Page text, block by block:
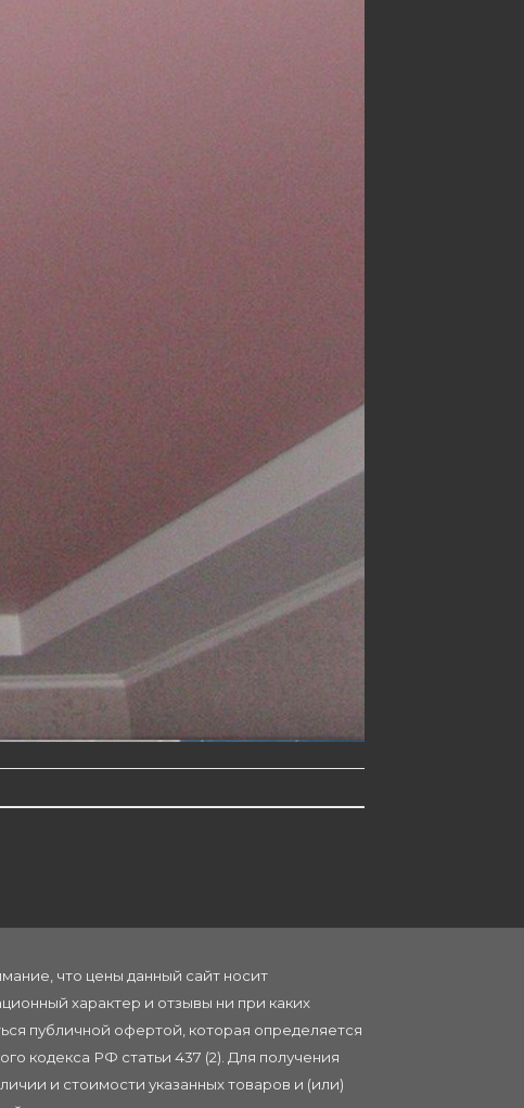
что цены данный сайт носит
характер и отзывы ни при каких
публичной офертой, которая определяется
кодекса РФ статьи 437 (2). Для получения
и стоимости указанных товаров и (или)